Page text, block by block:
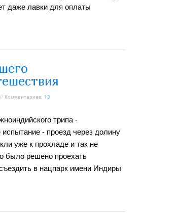
даже лавки для оплаты
Комментариев: 13
трипа -
- проезд через долину
уже к прохладе и так не
было решено проехать
в нацпарк имени Индиры